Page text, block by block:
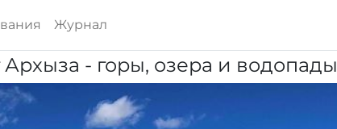
Журнал
- горы, озера и водопады